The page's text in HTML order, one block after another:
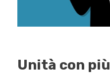
Unità con più